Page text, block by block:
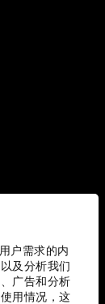
户需求的内
及分析我们
广告和分析
用情况，这